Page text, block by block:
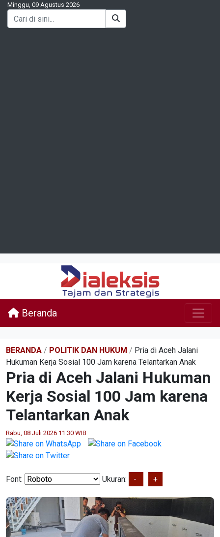
Minggu, 09 Agustus 2026
Beranda
BERANDA / POLITIK DAN HUKUM / Pria di Aceh Jalani
Hukuman Kerja Sosial 100 Jam karena Telantarkan Anak
Pria di Aceh Jalani Hukuman
Kerja Sosial 100 Jam karena
Telantarkan Anak
Rabu, 08 Juli 2026 11:30 WIB
Font: Ukuran: - +